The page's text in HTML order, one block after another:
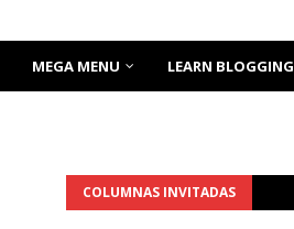
MEGA MENU LEARN BLOGGING
COLUMNAS INVITADAS